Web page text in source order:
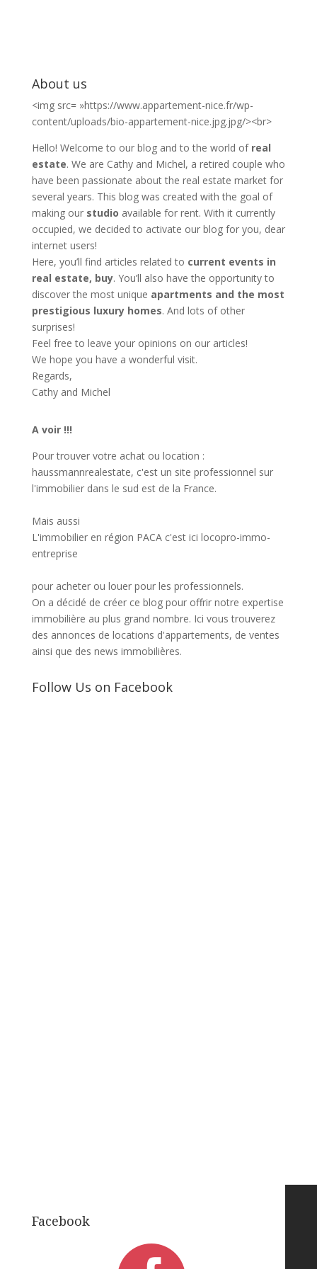
About us
<img src= »https://www.appartement-nice.fr/wp-
content/uploads/bio-appartement-nice.jpg.jpg/><br>
Hello! Welcome to our blog and to the world of real
estate. We are Cathy and Michel, a retired couple who
have been passionate about the real estate market for
several years. This blog was created with the goal of
making our studio available for rent. With it currently
occupied, we decided to activate our blog for you, dear
internet users!
Here, you’ll find articles related to current events in
real estate, buy. You’ll also have the opportunity to
discover the most unique apartments and the most
prestigious luxury homes. And lots of other
surprises!
Feel free to leave your opinions on our articles!
We hope you have a wonderful visit.
Regards,
Cathy and Michel
A voir !!!
Pour trouver votre achat ou location :
haussmannrealestate, c'est un site professionnel sur
l'immobilier dans le sud est de la France.
Mais aussi
L'immobilier en région PACA c'est ici locopro-immo-
entreprise
pour acheter ou louer pour les professionnels.
On a décidé de créer ce blog pour offrir notre expertise
immobilière au plus grand nombre. Ici vous trouverez
des annonces de locations d'appartements, de ventes
ainsi que des news immobilières.
Follow Us on Facebook
Facebook